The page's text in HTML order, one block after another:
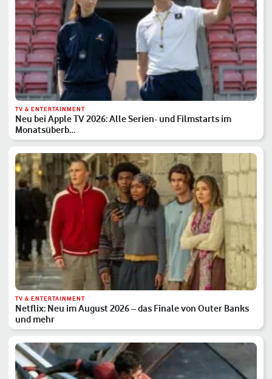
TV & ENTERTAINMENT
Neu bei Apple TV 2026: Alle Serien- und Filmstarts im
Monatsüberb…
TV & ENTERTAINMENT
Netflix: Neu im August 2026 – das Finale von Outer Banks
und mehr